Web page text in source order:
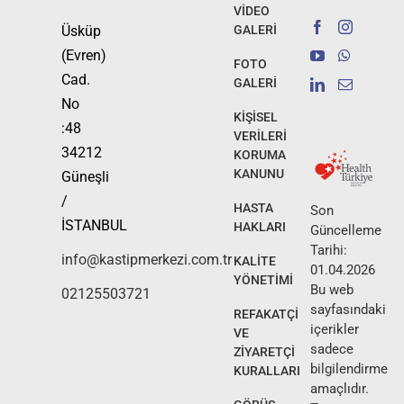
Üsküp
(Evren)
Cad.
No
:48
34212
Güneşli
/
İSTANBUL
info@kastipmerkezi.com.tr
02125503721
VİDEO
GALERİ
FOTO
GALERİ
KİŞİSEL
VERİLERİ
KORUMA
KANUNU
HASTA
HAKLARI
KALİTE
YÖNETİMİ
REFAKATÇİ
VE
ZİYARETÇİ
KURALLARI
Son
Güncelleme
Tarihi:
01.04.2026
Bu web
sayfasındaki
içerikler
sadece
bilgilendirme
amaçlıdır.